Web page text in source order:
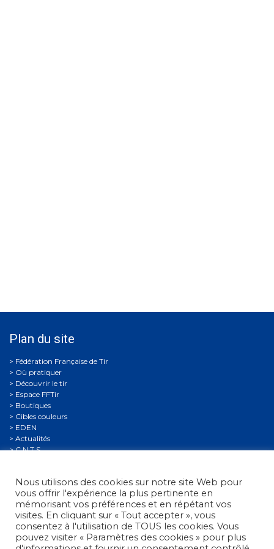
Plan du site
Où pratiquer
Découvrir le tir
Espace FFTir
Boutiques
Cibles couleurs
EDEN
Actualités
C.N.T.S.
Compétitions
Se former
Archives
Espace presse
Nous contacter
Informations légales
Nous utilisons des cookies sur notre site Web pour
vous offrir l'expérience la plus pertinente en
mémorisant vos préférences et en répétant vos
visites. En cliquant sur « Tout accepter », vous
consentez à l'utilisation de TOUS les cookies. Vous
pouvez visiter « Paramètres des cookies » pour plus